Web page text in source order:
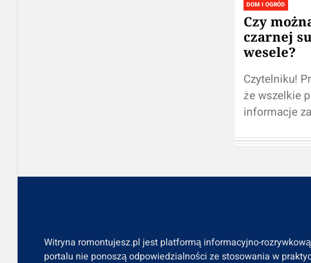
DOM I OGRÓD
Czy
czarnej
wesele?
Czytelniku!
że wszelkie
informacje
konsultacji
Używanie
Witryna romontujesz.pl jest platformą informacyjno-
portalu nie ponoszą odpowiedzialności ze stosowania w